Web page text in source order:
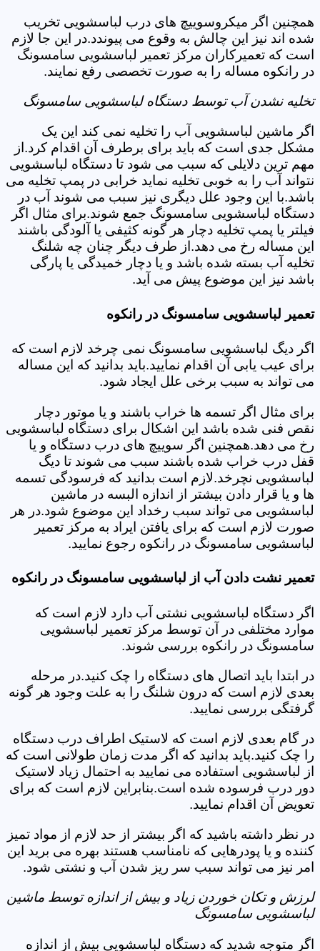
همچنین اگر میکروسوییچ های درب لباسشویی تخریب
شده اند نیز این چالش به وقوع می پیوندد.در این جا لازم
است که تعمیرکاران مرکز تعمیر لباسشویی سامسونگ
در رانکوه مساله را به صورت تخصصی رفع نمایند.
تخلیه نشدن آب توسط دستگاه لباسشویی سامسونگ
اگر ماشین لباسشویی آب را تخلیه نمی کند این یک
مشکل جدی است که باید برای برطرف آن اقدام کرد.از
مهم ترین دلایلی که سبب می شود تا دستگاه لباسشویی
نتواند آب را به خوبی تخلیه نماید خرابی در پمپ تخلیه می
باشد.با این وجود علل دیگری نیز سبب می شوند آب در
دستگاه لباسشویی سامسونگ جمع شوند.برای مثال اگر
فیلتر یا پمپ تخلیه دچار هر گونه کثیفی یا آلودگی باشند
این مساله رخ می دهد.از طرف دیگر چنان چه شلنگ
تخلیه آب بسته شده باشد و یا دچار خمیدگی یا پارگی
باشد نیز این موضوع پیش می آید.
تعمیر لباسشویی سامسونگ در رانکوه
اگر دیگ لباسشویی سامسونگ نمی چرخد لازم است که
برای عیب یابی آن اقدام نمایید.باید بدانید که این مساله
می تواند به سبب برخی علل ایجاد شود.
برای مثال اگر تسمه ها خراب باشند و یا موتور دچار
نقص فنی شده باشد این اشکال برای دستگاه لباسشویی
رخ می دهد.همچنین اگر سوییچ های درب دستگاه و یا
قفل درب خراب شده باشند سبب می شوند تا دیگ
لباسشویی نچرخد.لازم است بدانید که فرسودگی تسمه
ها و یا قرار دادن بیشتر از اندازه البسه در ماشین
لباسشویی می تواند سبب رخداد این موضوع شود.در هر
صورت لازم است که برای یافتن ایراد به مرکز تعمیر
لباسشویی سامسونگ در رانکوه رجوع نمایید.
تعمیر نشت دادن آب از لباسشویی سامسونگ در رانکوه
اگر دستگاه لباسشویی نشتی آب دارد لازم است که
موارد مختلفی در آن توسط مرکز تعمیر لباسشویی
سامسونگ در رانکوه بررسی شوند.
در ابتدا باید اتصال های دستگاه را چک کنید.در مرحله
بعدی لازم است که درون شلنگ را به علت وجود هر گونه
گرفتگی بررسی نمایید.
در گام بعدی لازم است که لاستیک اطراف درب دستگاه
را چک کنید.باید بدانید که اگر مدت زمان طولانی است که
از لباسشویی استفاده می نمایید به احتمال زیاد لاستیک
دور درب فرسوده شده است.بنابراین لازم است که برای
تعویض آن اقدام نمایید.
در نظر داشته باشید که اگر بیشتر از حد لازم از مواد تمیز
کننده و یا پودرهایی که نامناسب هستند بهره می برید این
امر نیز می تواند سبب سر ریز شدن آب و نشتی شود.
لرزش و تکان خوردن زیاد و بیش از اندازه توسط ماشین
لباسشویی سامسونگ
اگر متوجه شدید که دستگاه لباسشویی بیش از اندازه